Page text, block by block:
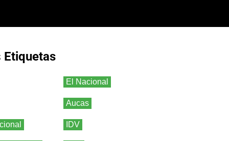
Etiquetas
El Nacional
Aucas
IDV